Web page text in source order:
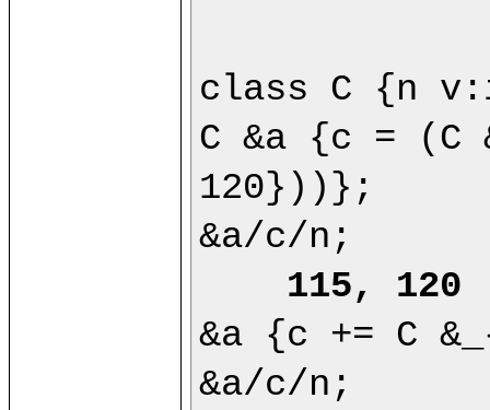
class C {n
C &a {c = (C
120}))};
&a/c/n;
115, 120
&a {c += C
&a/c/n;